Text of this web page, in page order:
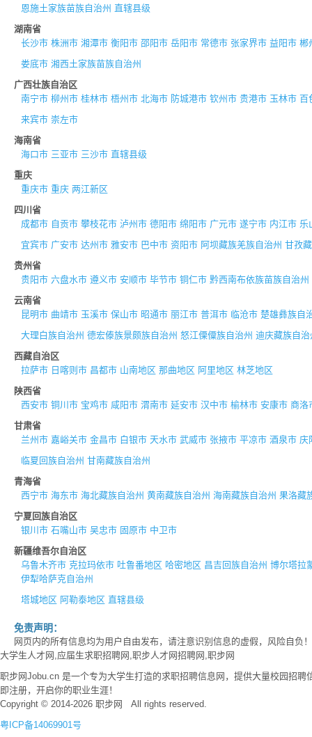
恩施土家族苗族自治州 直辖县级
湖南省
长沙市 株洲市 湘潭市 衡阳市 邵阳市 岳阳市 常德市 张家界市 益阳市 郴
娄底市 湘西土家族苗族自治州
广西壮族自治区
南宁市 柳州市 桂林市 梧州市 北海市 防城港市 钦州市 贵港市 玉林市 百
来宾市 崇左市
海南省
海口市 三亚市 三沙市 直辖县级
重庆
重庆市 重庆 两江新区
四川省
成都市 自贡市 攀枝花市 泸州市 德阳市 绵阳市 广元市 遂宁市 内江市 乐
宜宾市 广安市 达州市 雅安市 巴中市 资阳市 阿坝藏族羌族自治州 甘孜
贵州省
贵阳市 六盘水市 遵义市 安顺市 毕节市 铜仁市 黔西南布依族苗族自治州
云南省
昆明市 曲靖市 玉溪市 保山市 昭通市 丽江市 普洱市 临沧市 楚雄彝族自
大理白族自治州 德宏傣族景颇族自治州 怒江傈僳族自治州 迪庆藏族自治
西藏自治区
拉萨市 日喀则市 昌都市 山南地区 那曲地区 阿里地区 林芝地区
陕西省
西安市 铜川市 宝鸡市 咸阳市 渭南市 延安市 汉中市 榆林市 安康市 商洛
甘肃省
兰州市 嘉峪关市 金昌市 白银市 天水市 武威市 张掖市 平凉市 酒泉市 庆
临夏回族自治州 甘南藏族自治州
青海省
西宁市 海东市 海北藏族自治州 黄南藏族自治州 海南藏族自治州 果洛藏
宁夏回族自治区
银川市 石嘴山市 吴忠市 固原市 中卫市
新疆维吾尔自治区
乌鲁木齐市 克拉玛依市 吐鲁番地区 哈密地区 昌吉回族自治州 博尔塔拉
伊犁哈萨克自治州
塔城地区 阿勒泰地区 直辖县级
免责声明：
网页内的所有信息均为用户自由发布，请注意识别信息的虚假，风险自
大学生人才网,应届生求职招聘网,职步人才网招聘网,职步网
职步网Jobu.cn 是一个专为大学生打造的求职招聘信息网，提供大量校园招
即注册，开启你的职业生涯！
Copyright © 2014-2026 职步网 All rights reserved.
粤ICP备14069901号